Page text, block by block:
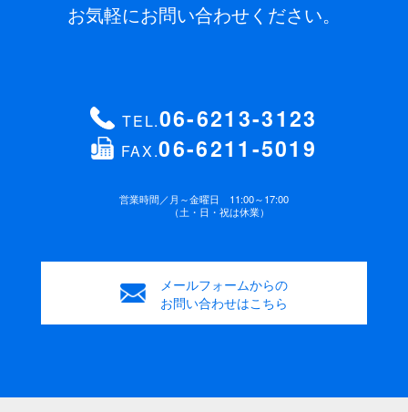
お気軽にお問い合わせください。
TEL.06-6213-3123
FAX.06-6211-5019
営業時間／月～金曜日 11:00～17:00
（土・日・祝は休業）
メールフォームからの
お問い合わせはこちら